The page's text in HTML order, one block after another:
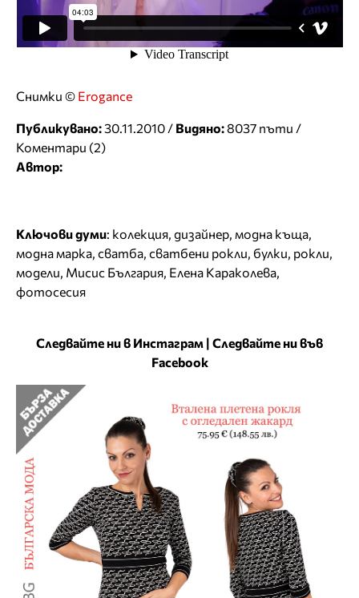
Снимки © Erogance
Публикувано:30.11.2010 / Видяно:8037 пъти /
Коментари (2)
Автор:
Ключови думи: колекция, дизайнер, модна къща,
модна марка, сватба, сватбени рокли, булки, рокли,
модели, Мисис България, Елена Караколева,
фотосесия
Следвайте ни в Инстаграм | Следвайте ни във
Facebook